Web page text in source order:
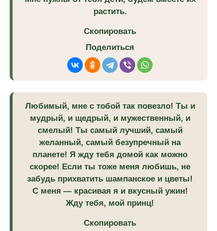
растить.
Скопировать
Поделиться
Любимый, мне с тобой так повезло! Ты и
мудрый, и щедрый, и мужественный, и
смелый! Ты самый лучший, самый
желанный, самый безупречный на
планете! Я жду тебя домой как можно
скорее! Если ты тоже меня любишь, не
забудь прихватить шампанское и цветы!
С меня — красивая я и вкусный ужин!
Жду тебя, мой принц!
Скопировать